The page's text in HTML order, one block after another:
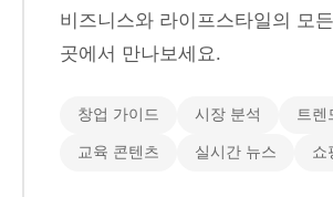
비즈니스와 라이프스타일의 모
곳에서 만나보세요.
창업 가이드 시장 분석 트렌
교육 콘텐츠 실시간 뉴스 쇼